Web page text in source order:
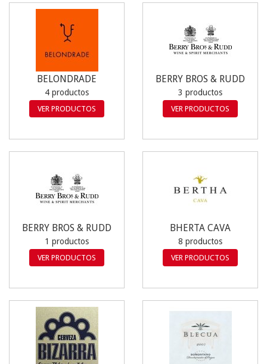
BELONDRADE
4 productos
VER PRODUCTOS
BERRY BROS & RUDD
3 productos
VER PRODUCTOS
BERRY BROS & RUDD
1 productos
VER PRODUCTOS
BHERTA CAVA
8 productos
VER PRODUCTOS